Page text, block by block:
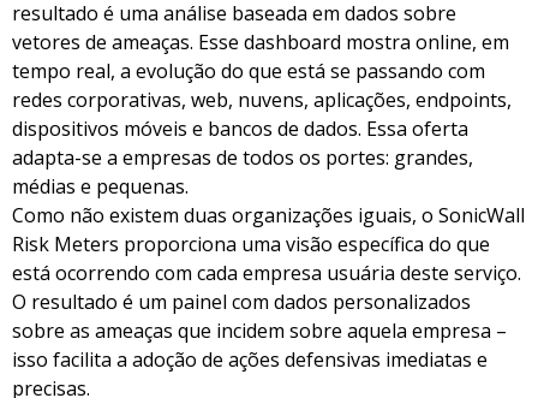
resultado é uma análise baseada em dados sobre
vetores de ameaças. Esse dashboard mostra online, em
tempo real, a evolução do que está se passando com
redes corporativas, web, nuvens, aplicações, endpoints,
dispositivos móveis e bancos de dados. Essa oferta
adapta-se a empresas de todos os portes: grandes,
médias e pequenas.
Como não existem duas organizações iguais, o SonicWall
Risk Meters proporciona uma visão específica do que
está ocorrendo com cada empresa usuária deste serviço.
O resultado é um painel com dados personalizados
sobre as ameaças que incidem sobre aquela empresa –
isso facilita a adoção de ações defensivas imediatas e
precisas.